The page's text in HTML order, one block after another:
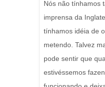
Nós não tínhamos
imprensa da
tínhamos idéia de
metendo. Talvez
pode sentir que
estivéssemos